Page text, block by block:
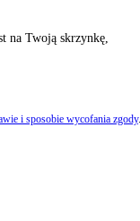
na Twoją skrzynkę,
i sposobie wycofania zgody.